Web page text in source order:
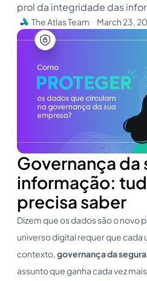
prol da integridade das
The Atlas Team ・ March 23,
Governança da
informação:
precisa saber
Dizem que os dados são o novo
universo digital requer que cada
contexto,governança da
assunto que ganha cada vez